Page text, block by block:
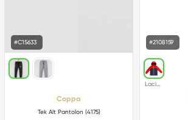
#C15633
Coppa
Tek Alt Pantolon (4175)
#2108159